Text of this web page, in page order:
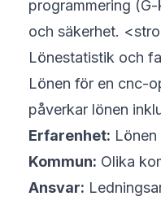
programmering
och säkerhet.
Lönestatistik och
Lönen för en cnc-
påverkar lönen
Erfarenhet:
Kommun: Olika
Ansvar: